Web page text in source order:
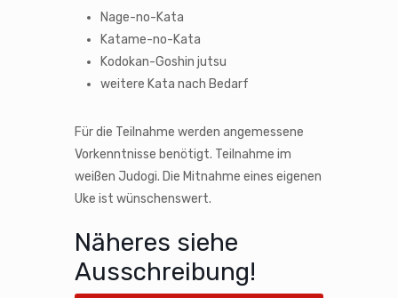
Nage-no-Kata
Katame-no-Kata
Kodokan-Goshin jutsu
weitere Kata nach Bedarf
Für die Teilnahme werden angemessene
Vorkenntnisse benötigt. Teilnahme im
weißen Judogi. Die Mitnahme eines eigenen
Uke ist wünschenswert.
Näheres siehe
Ausschreibung!